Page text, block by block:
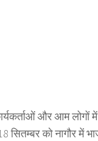
और आम लोगों
सितम्बर को नागौर में